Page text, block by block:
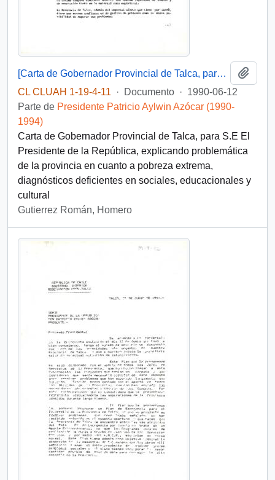
[Carta de Gobernador Provincial de Talca, para S.E El Presidente de la República, 12 junio 1990 ]
CL CLUAH 1-19-4-11
· Documento · 1990-06-12
Parte de Presidente Patricio Aylwin Azócar (1990-
1994)
Carta de Gobernador Provincial de Talca, para S.E El
Presidente de la República, explicando problemática
de la provincia en cuanto a pobreza extrema,
diagnósticos deficientes en sociales, educacionales y
cultural
Gutierrez Román, Homero